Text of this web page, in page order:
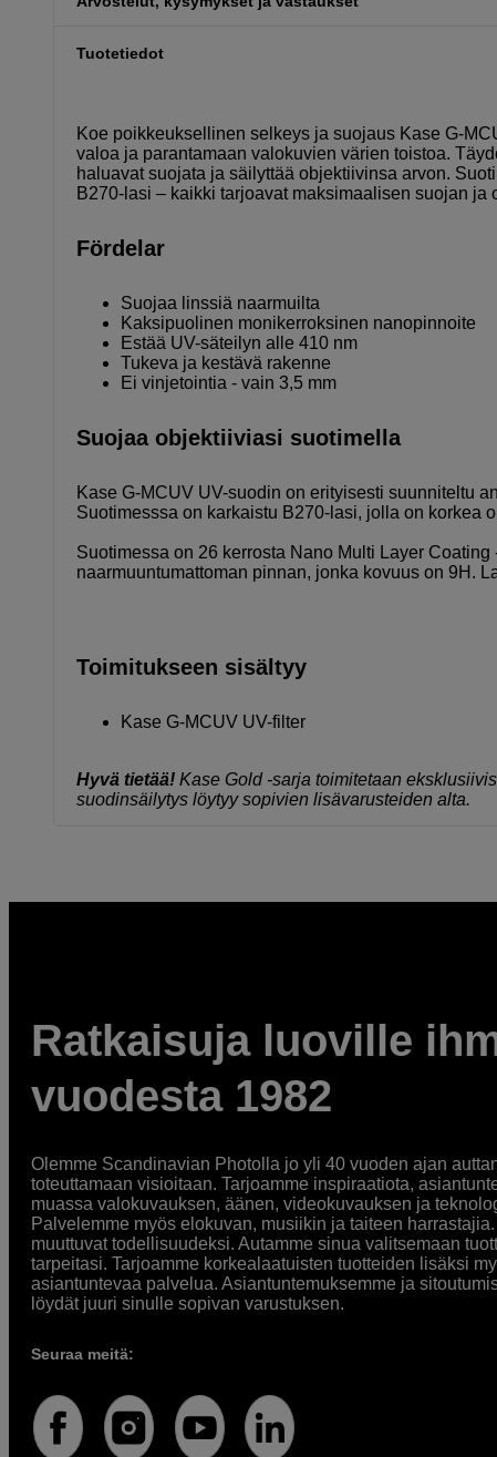
Tuotetiedot
Koe poikkeuksellinen selkeys ja suojaus Kase G-
valoa ja parantamaan valokuvien värien toistoa.
haluavat suojata ja säilyttää objektiivinsa arvon.
B270-lasi – kaikki tarjoavat maksimaalisen suojan ja
Fördelar
Suojaa linssiä naarmuilta
Kaksipuolinen monikerroksinen nanopinnoite
Estää UV-säteilyn alle 410 nm
Tukeva ja kestävä rakenne
Ei vinjetointia - vain 3,5 mm
Suojaa objektiiviasi suotimella
Kase G-MCUV UV-suodin on erityisesti suunniteltu
Suotimesssa on karkaistu B270-lasi, jolla on korkea
Suotimessa on 26 kerrosta Nano Multi Layer
naarmuuntumattoman pinnan, jonka kovuus on 9H.
Toimitukseen sisältyy
Kase G-MCUV UV-filter
Hyvä tietää! Kase Gold -sarja toimitetaan
suodinsäilytys löytyy sopivien lisävarusteiden alta.
Ratkaisuja luoville
vuodesta 1982
Olemme Scandinavian Photolla jo yli 40 vuoden ajan
toteuttamaan visioitaan. Tarjoamme inspiraatiota,
muassa valokuvauksen, äänen, videokuvauksen ja
Palvelemme myös elokuvan, musiikin ja taiteen
muuttuvat todellisuudeksi. Autamme sinua valitsemaan
tarpeitasi. Tarjoamme korkealaatuisten tuotteiden lisäksi
asiantuntevaa palvelua. Asiantuntemuksemme ja
löydät juuri sinulle sopivan varustuksen.
Seuraa meitä: